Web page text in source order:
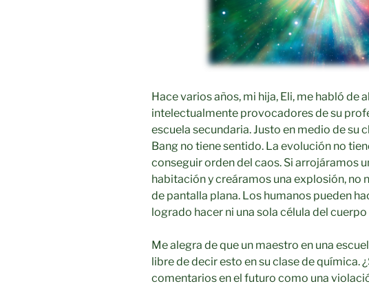
Hace varios años, mi hija, Eli, me habló de
intelectualmente provocadores de su
escuela secundaria. Justo en medio de su
Bang no tiene sentido. La evolución no
conseguir orden del caos. Si arrojáramos
habitación y creáramos una explosión, no
de pantalla plana. Los humanos pueden
logrado hacer ni una sola célula del cuerpo
Me alegra de que un maestro en una
libre de decir esto en su clase de química.
comentarios en el futuro como una